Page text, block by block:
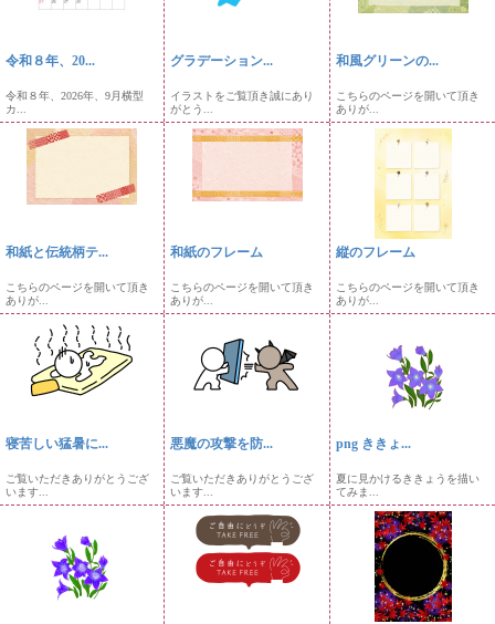
令和８年、20...
令和８年、2026年、9月横型
カ...
グラデーション...
イラストをご覧頂き誠にあり
がとう...
和風グリーンの...
こちらのページを開いて頂き
ありが...
和紙と伝統柄テ...
こちらのページを開いて頂き
ありが...
和紙のフレーム
こちらのページを開いて頂き
ありが...
縦のフレーム
こちらのページを開いて頂き
ありが...
寝苦しい猛暑に...
ご覧いただきありがとうござ
います...
悪魔の攻撃を防...
ご覧いただきありがとうござ
います...
png ききょ...
夏に見かけるききょうを描い
てみま...